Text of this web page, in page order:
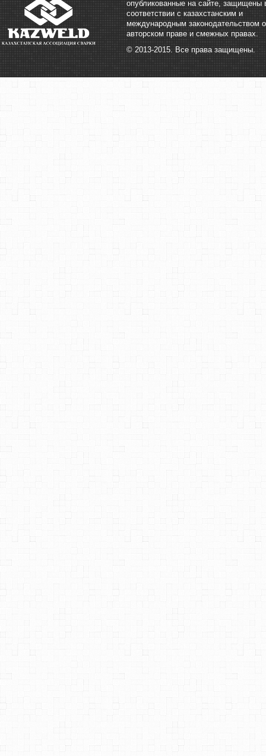
опубликованные на сайте, защищены
соответствии с казахстанским и
международным законодательством
авторском праве и смежных правах.
© 2013-2015. Все права защищены.